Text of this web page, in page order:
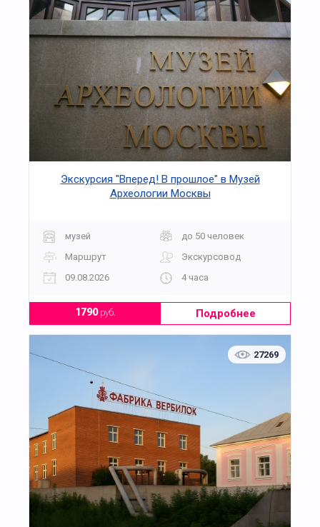
Экскурсия "Вперед! В прошлое" в Музей
Археологии Москвы
музей
до 50 человек
Маршрут
Экскурсовод
09.08.2026
4 часа
1790руб. Подробнее
27269